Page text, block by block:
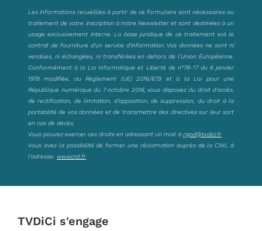
Les informations recueillies à partir de ce formulaire sont nécessaires au
traitement de votre inscription à notre Newsletter et sont destinées à un
usage exclusivement interne. La base juridique de ce traitement est le
contrat de fourniture d’un service d’information. Vos données ne sont ni
vendues, ni échangées, ni transférées en dehors de l’Union Européenne.
Conformément à la Loi Informatique et Liberté de n°78-17 du 6 janvier
1978 modifiée, au Règlement (UE) 2016/679 et à la Loi pour une
République numérique du 7 octobre 2016, vous disposez du droit d’accès,
de rectification, de limitation, d’opposition, de suppression, du droit à la
portabilité de vos données et de transmettre des directives sur leur sort
en cas de décès.
Vous pouvez exercer ces droits en adressant un mail à rgpd@tvdici.fr
Vous avez la possibilité de former une réclamation auprès de la CNIL à
l’adresse: www.cnil.fr
TVDiCi s'engage